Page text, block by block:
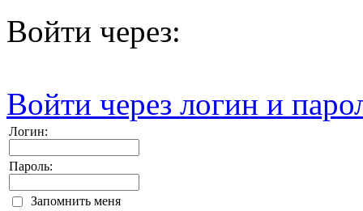
Войти через:
Войти через логин и
Логин:
Пароль:
Запомнить меня